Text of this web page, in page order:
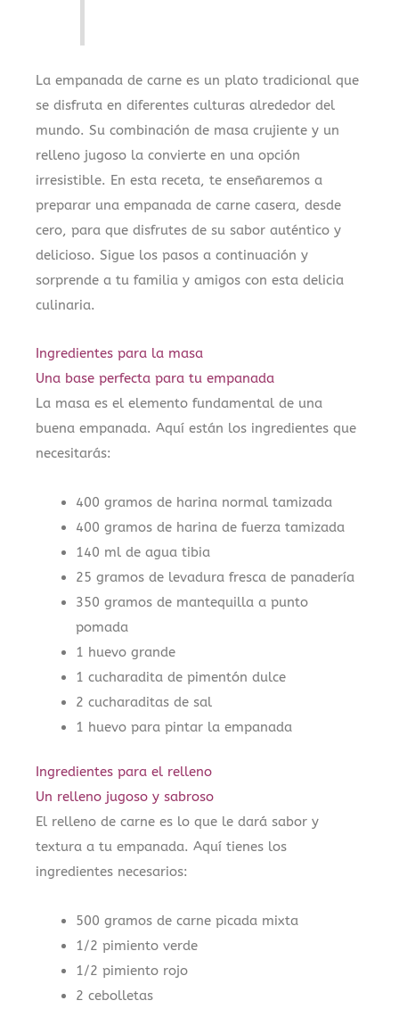
La empanada de carne es un plato tradicional que
se disfruta en diferentes culturas alrededor del
mundo. Su combinación de masa crujiente y un
relleno jugoso la convierte en una opción
irresistible. En esta receta, te enseñaremos a
preparar una empanada de carne casera, desde
cero, para que disfrutes de su sabor auténtico y
delicioso. Sigue los pasos a continuación y
sorprende a tu familia y amigos con esta delicia
culinaria.
Ingredientes para la masa
Una base perfecta para tu empanada
La masa es el elemento fundamental de una
buena empanada. Aquí están los ingredientes que
necesitarás:
400 gramos de harina normal tamizada
400 gramos de harina de fuerza tamizada
140 ml de agua tibia
25 gramos de levadura fresca de panadería
350 gramos de mantequilla a punto
pomada
1 huevo grande
1 cucharadita de pimentón dulce
2 cucharaditas de sal
1 huevo para pintar la empanada
Ingredientes para el relleno
Un relleno jugoso y sabroso
El relleno de carne es lo que le dará sabor y
textura a tu empanada. Aquí tienes los
ingredientes necesarios:
500 gramos de carne picada mixta
1/2 pimiento verde
1/2 pimiento rojo
2 cebolletas